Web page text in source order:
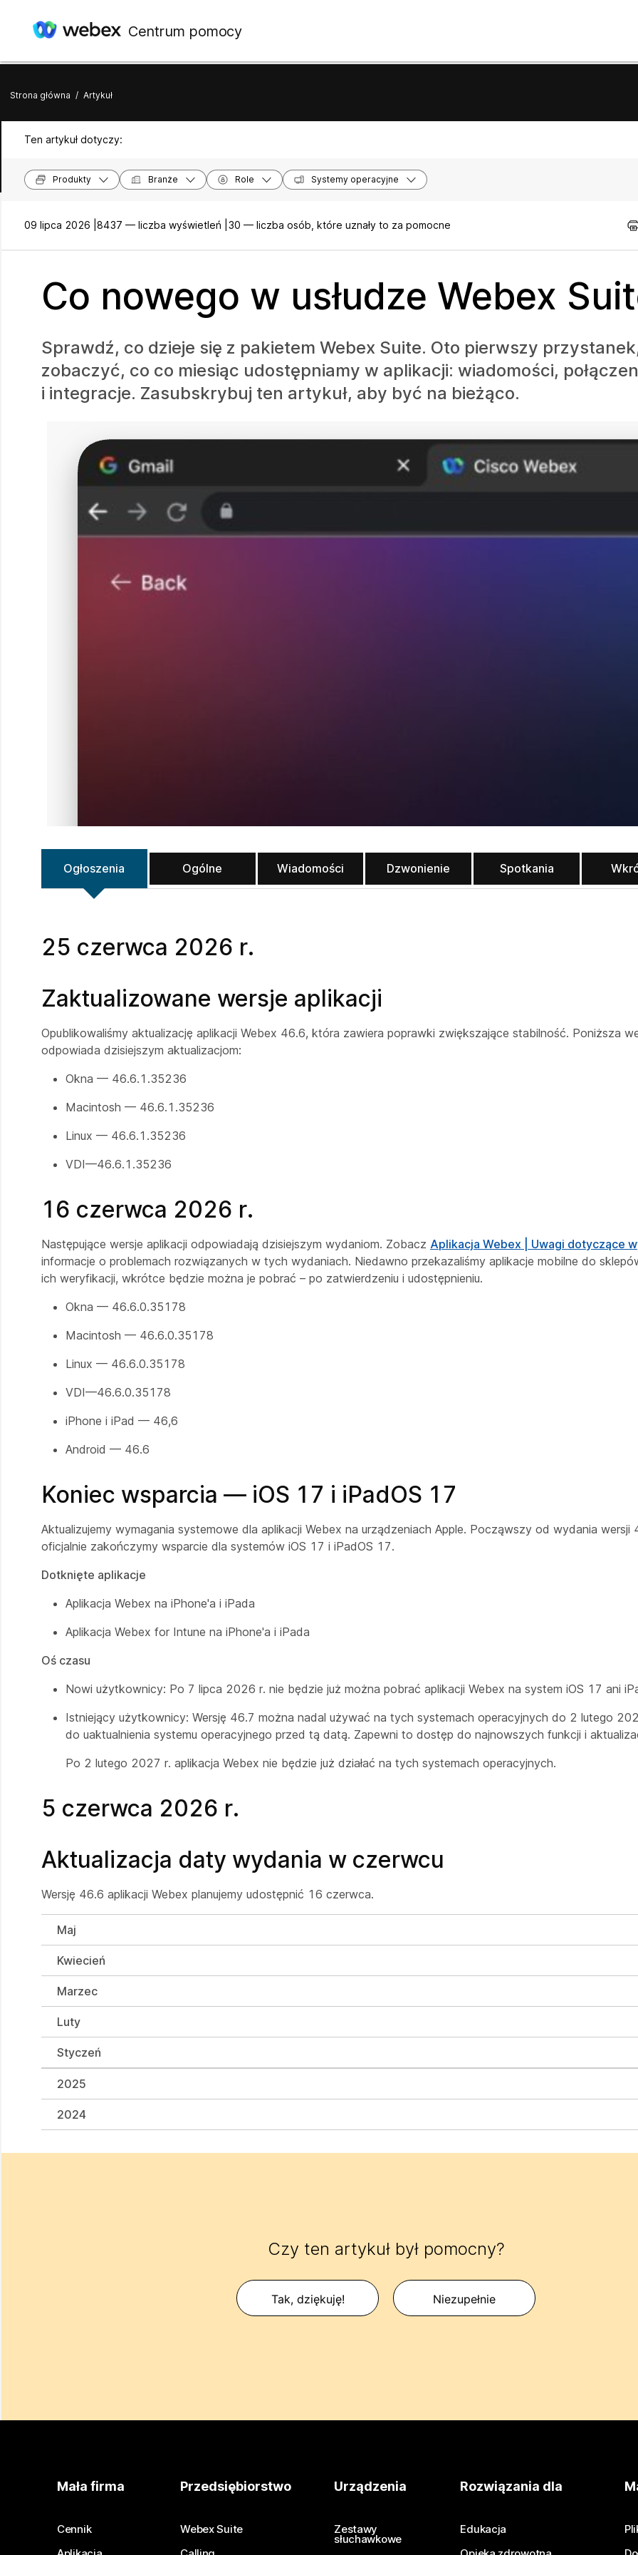
Centrum pomocy
Strona główna / Artykuł
Ten artykuł dotyczy:
Produkty Branże Role Systemy operacyjne
09 lipca 2026 | 8437 — liczba wyświetleń | 30 — liczba osób, które uznały to za pomocne
Co nowego w usłudze Webex
Sprawdź, co dzieje się z pakietem Webex Suite. Oto pierwszy
zobaczyć, co co miesiąc udostępniamy w aplikacji: wiadomości,
i integracje. Zasubskrybuj ten artykuł, aby być na bieżąco.
Ogłoszenia Ogólne Wiadomości Dzwonienie Spotkania
25 czerwca 2026 r.
Zaktualizowane wersje aplikacji
Opublikowaliśmy aktualizację aplikacji Webex 46.6, która zawiera poprawki zwiększające stabilność. Poniższa
odpowiada dzisiejszym aktualizacjom:
Okna — 46.6.1.35236
Macintosh — 46.6.1.35236
Linux — 46.6.1.35236
VDI—46.6.1.35236
16 czerwca 2026 r.
Następujące wersje aplikacji odpowiadają dzisiejszym wydaniom. Zobacz Aplikacja Webex | Uwagi dotyczące
informacje o problemach rozwiązanych w tych wydaniach. Niedawno przekazaliśmy aplikacje mobilne do
ich weryfikacji, wkrótce będzie można je pobrać – po zatwierdzeniu i udostępnieniu.
Okna — 46.6.0.35178
Macintosh — 46.6.0.35178
Linux — 46.6.0.35178
VDI—46.6.0.35178
iPhone i iPad — 46,6
Android — 46.6
Koniec wsparcia — iOS 17 i iPadOS 17
Aktualizujemy wymagania systemowe dla aplikacji Webex na urządzeniach Apple. Począwszy od wydania
oficjalnie zakończymy wsparcie dla systemów iOS 17 i iPadOS 17.
Dotknięte aplikacje
Aplikacja Webex na iPhone'a i iPada
Aplikacja Webex for Intune na iPhone'a i iPada
Oś czasu
Nowi użytkownicy: Po 7 lipca 2026 r. nie będzie już można pobrać aplikacji Webex na system iOS 17 ani
Istniejący użytkownicy: Wersję 46.7 można nadal używać na tych systemach operacyjnych do 2 lutego
do uaktualnienia systemu operacyjnego przed tą datą. Zapewni to dostęp do najnowszych funkcji i
Po 2 lutego 2027 r. aplikacja Webex nie będzie już działać na tych systemach operacyjnych.
5 czerwca 2026 r.
Aktualizacja daty wydania w czerwcu
Wersję 46.6 aplikacji Webex planujemy udostępnić 16 czerwca.
Maj
Kwiecień
Marzec
Luty
Styczeń
2025
2024
Czy ten artykuł był pomocny?
Tak, dziękuję! Niezupełnie
Mała firma
Cennik
Przedsiębiorstwo
Webex Suite
Urządzenia
Zestawy
słuchawkowe
Rozwiązania dla
Edukacja